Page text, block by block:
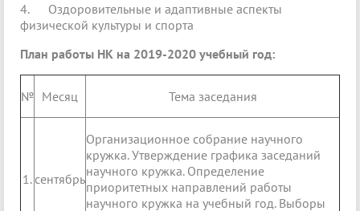
4. Оздоровительные и адаптивные аспекты
физической культуры и спорта
План работы НК на 2019-2020 учебный год:
№ Месяц Тема заседания
1. сентябрь
Организационное собрание научного
кружка. Утверждение графика заседаний
научного кружка. Определение
приоритетных направлений работы
научного кружка на учебный год. Выборы